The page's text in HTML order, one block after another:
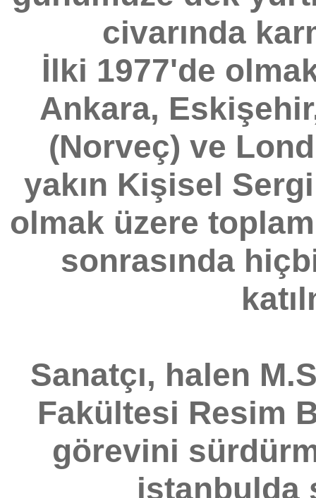
civarında
İlki 1977'de
Ankara,
(Norveç) ve
yakın Kişisel
olmak üzere
sonrasında
Sanatçı, halen
Fakültesi Resim
görevini
istanbulda